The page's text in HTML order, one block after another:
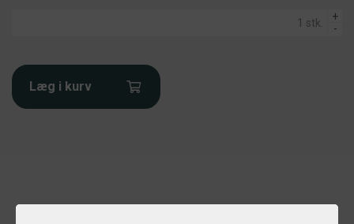
+
-
Læg i kurv